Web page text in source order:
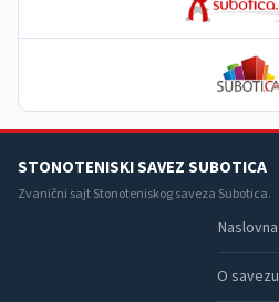
STONOTENISKI SAVEZ SUBOTICA
Zvanični sajt Stonoteniskog saveza Subotica.
Naslovna
O savezu